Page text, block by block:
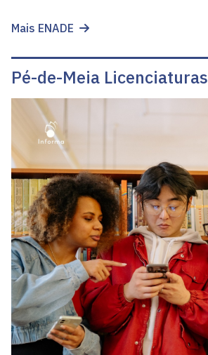
Mais ENADE
Pé-de-Meia Licenciaturas